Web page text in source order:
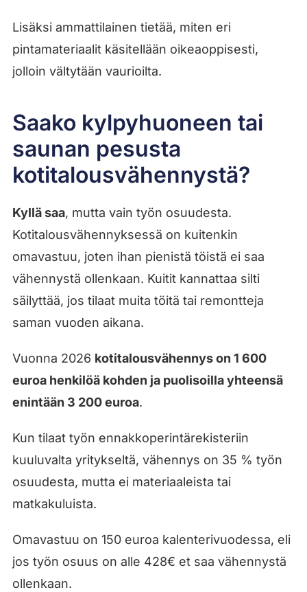
Lisäksi ammattilainen tietää, miten eri
pintamateriaalit käsitellään oikeaoppisesti,
jolloin vältytään vaurioilta.
Saako kylpyhuoneen tai
saunan pesusta
kotitalousvähennystä?
Kyllä saa, mutta vain työn osuudesta.
Kotitalousvähennyksessä on kuitenkin
omavastuu, joten ihan pienistä töistä ei saa
vähennystä ollenkaan. Kuitit kannattaa silti
säilyttää, jos tilaat muita töitä tai remontteja
saman vuoden aikana.
Vuonna 2026 kotitalousvähennys on 1 600
euroa henkilöä kohden ja puolisoilla yhteensä
enintään 3 200 euroa.
Kun tilaat työn ennakkoperintärekisteriin
kuuluvalta yritykseltä, vähennys on 35 % työn
osuudesta, mutta ei materiaaleista tai
matkakuluista.
Omavastuu on 150 euroa kalenterivuodessa, eli
jos työn osuus on alle 428€ et saa vähennystä
ollenkaan.